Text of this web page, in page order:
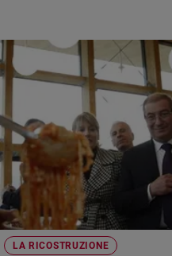
LA RICOSTRUZIONE